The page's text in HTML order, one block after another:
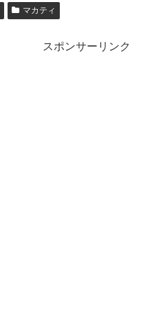
マカティ
スポンサーリンク